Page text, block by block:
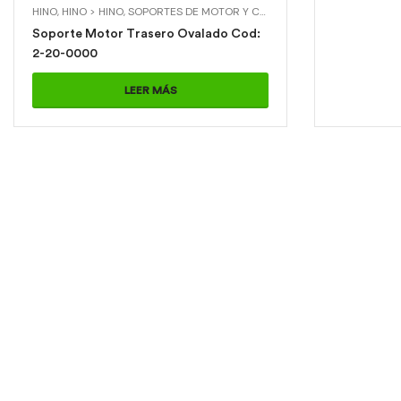
HINO, HINO > HINO,SOPORTES DE MOTOR Y CAJA
Soporte Motor Trasero Ovalado Cod:
2-20-0000
LEER MÁS